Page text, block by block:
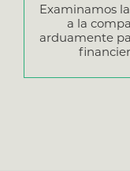
Examinamos
a la
arduamente